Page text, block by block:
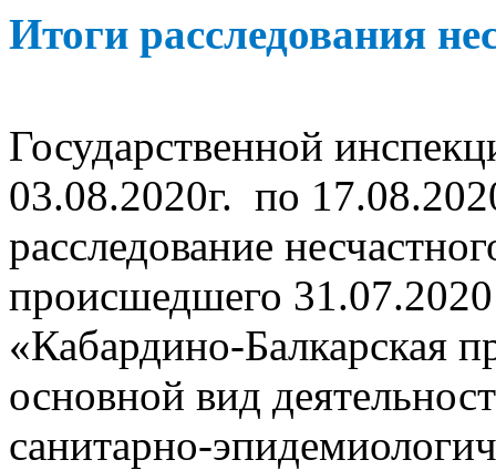
Итоги расследования
Государственной
03.08.2020г. по
расследование
происшедшего
«Кабардино-Балкарская
основной вид
санитарно-